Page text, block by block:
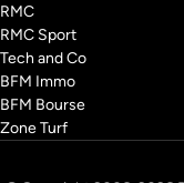
RMC
RMC Sport
Tech and Co
BFM Immo
BFM Bourse
Zone Turf